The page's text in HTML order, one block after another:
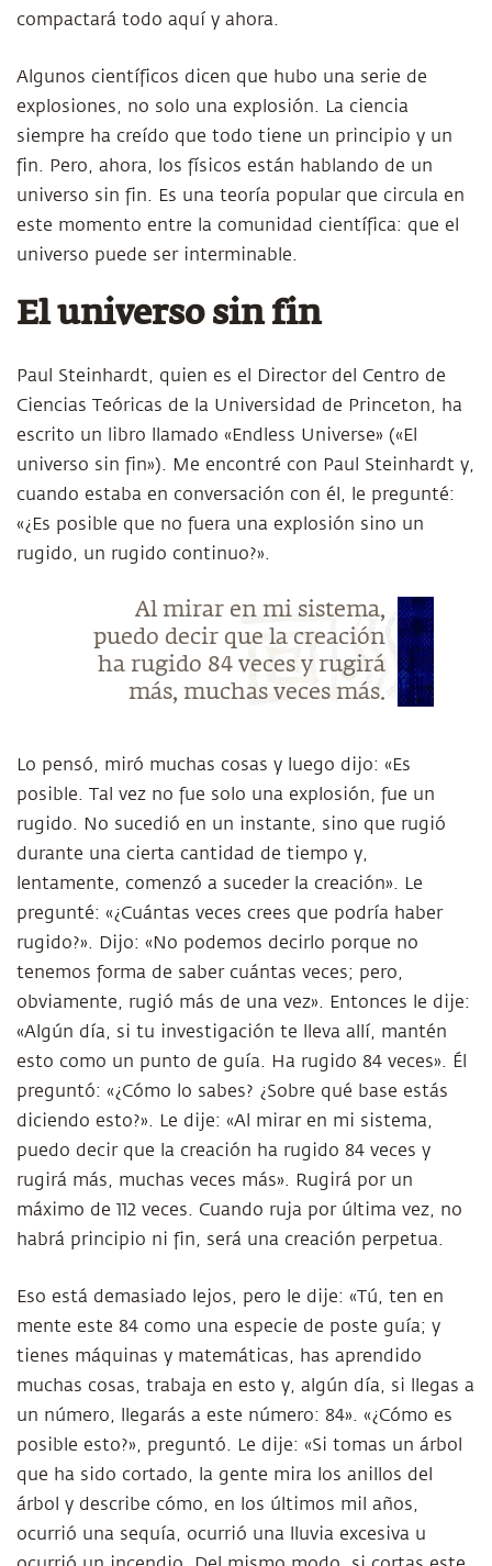
compactará todo aquí y ahora.
Algunos científicos dicen que hubo una serie de
explosiones, no solo una explosión. La ciencia
siempre ha creído que todo tiene un principio y un
fin. Pero, ahora, los físicos están hablando de un
universo sin fin. Es una teoría popular que circula en
este momento entre la comunidad científica: que el
universo puede ser interminable.
El universo sin fin
Paul Steinhardt, quien es el Director del Centro de
Ciencias Teóricas de la Universidad de Princeton, ha
escrito un libro llamado «Endless Universe» («El
universo sin fin»). Me encontré con Paul Steinhardt y,
cuando estaba en conversación con él, le pregunté:
«¿Es posible que no fuera una explosión sino un
rugido, un rugido continuo?».
Al mirar en mi sistema,
puedo decir que la creación
ha rugido 84 veces y rugirá
más, muchas veces más.
Lo pensó, miró muchas cosas y luego dijo: «Es
posible. Tal vez no fue solo una explosión, fue un
rugido. No sucedió en un instante, sino que rugió
durante una cierta cantidad de tiempo y,
lentamente, comenzó a suceder la creación». Le
pregunté: «¿Cuántas veces crees que podría haber
rugido?». Dijo: «No podemos decirlo porque no
tenemos forma de saber cuántas veces; pero,
obviamente, rugió más de una vez». Entonces le dije:
«Algún día, si tu investigación te lleva allí, mantén
esto como un punto de guía. Ha rugido 84 veces». Él
preguntó: «¿Cómo lo sabes? ¿Sobre qué base estás
diciendo esto?». Le dije: «Al mirar en mi sistema,
puedo decir que la creación ha rugido 84 veces y
rugirá más, muchas veces más». Rugirá por un
máximo de 112 veces. Cuando ruja por última vez, no
habrá principio ni fin, será una creación perpetua.
Eso está demasiado lejos, pero le dije: «Tú, ten en
mente este 84 como una especie de poste guía; y
tienes máquinas y matemáticas, has aprendido
muchas cosas, trabaja en esto y, algún día, si llegas a
un número, llegarás a este número: 84». «¿Cómo es
posible esto?», preguntó. Le dije: «Si tomas un árbol
que ha sido cortado, la gente mira los anillos del
árbol y describe cómo, en los últimos mil años,
ocurrió una sequía, ocurrió una lluvia excesiva u